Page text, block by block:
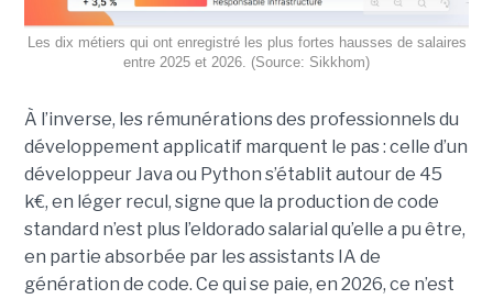
Les dix métiers qui ont enregistré les plus fortes hausses de salaires
entre 2025 et 2026. (Source: Sikkhom)
À l’inverse, les rémunérations des professionnels du
développement applicatif marquent le pas : celle d’un
développeur Java ou Python s’établit autour de 45
k€, en léger recul, signe que la production de code
standard n’est plus l’eldorado salarial qu’elle a pu être,
en partie absorbée par les assistants IA de
génération de code. Ce qui se paie, en 2026, ce n’est